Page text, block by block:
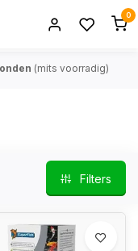
0
(mits voorradig)
Filters